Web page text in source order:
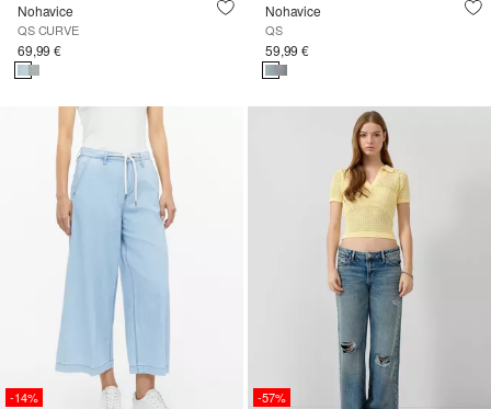
Nohavice
QS CURVE
69,99 €
Nohavice
QS
59,99 €
-14% -57%